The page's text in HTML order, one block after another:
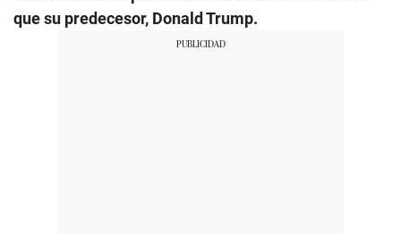
que su predecesor, Donald Trump.